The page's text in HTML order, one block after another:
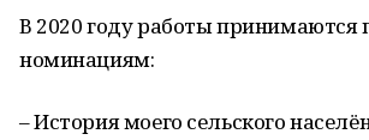
В 2020 году работы
номинациям:
– История моего сельского